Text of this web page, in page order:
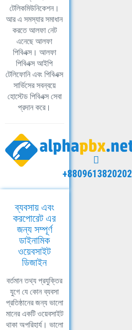
টেলিকমিউনিকেশন।
আর এ সমস্যার সমাধান
করতে আলফা নেট
এনেছে আলফা
পিবিএক্স। আলফা
পিবিএক্স আইপি
টেলিফোনি এবং পিবিএক্স
সার্ভিসের সবন্বয়ে
হোস্টেড পিবিএক্স সেবা
প্রদান করে।
+8809613820202
ব্যবসায় এবং
করপোরেট এর
জন্য সম্পূর্ণ
ডাইনামিক
ওয়েবসাইট
ডিজাইন
বর্তমান তথ্য প্রযুক্তির
যুগে যে কোন ব্যবসা
প্রতিষ্ঠানের জন্য ভালো
মানের একটি ওয়েবসাইট
থাকা অপরিহার্য। ভালো